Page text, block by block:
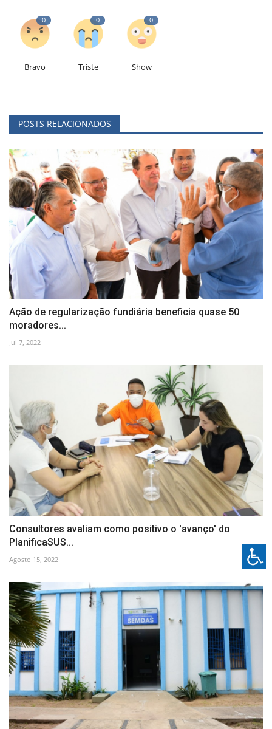
0
Bravo
0
Triste
0
Show
POSTS RELACIONADOS
Ação de regularização fundiária beneficia quase 50
moradores...
Jul 7, 2022
Consultores avaliam como positivo o 'avanço' do
PlanificaSUS...
Agosto 15, 2022